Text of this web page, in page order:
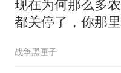
现在为何那么多
都关停了，你那
战争黑匣子